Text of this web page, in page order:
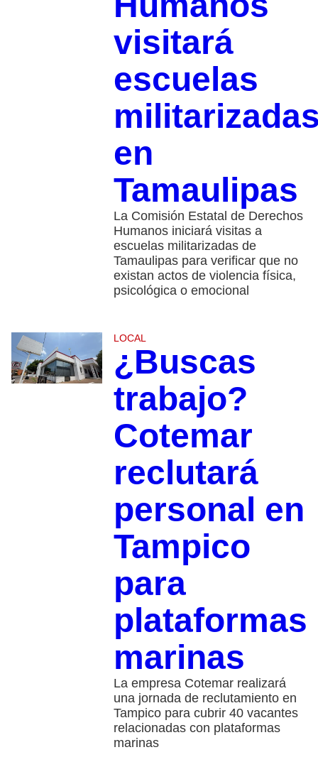
visitará
escuelas
en
Tamaulipas
La Comisión Estatal de Derechos
Humanos iniciará visitas a
escuelas militarizadas de
Tamaulipas para verificar que no
existan actos de violencia física,
psicológica o emocional
LOCAL
¿Buscas
trabajo?
Cotemar
reclutará
personal en
Tampico
para
plataformas
marinas
La empresa Cotemar realizará
una jornada de reclutamiento en
Tampico para cubrir 40 vacantes
relacionadas con plataformas
marinas